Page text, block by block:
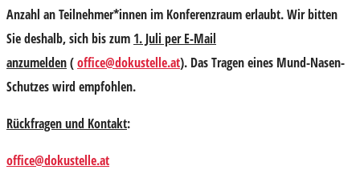
Anzahl an Teilnehmer*innen im Konferenzraum erlaubt. Wir bitten
Sie deshalb, sich bis zum 1. Juli per E-Mail
anzumelden(office@dokustelle.at). Das Tragen eines Mund-Nasen-
Schutzes wird empfohlen.
Rückfragen und Kontakt:
office@dokustelle.at